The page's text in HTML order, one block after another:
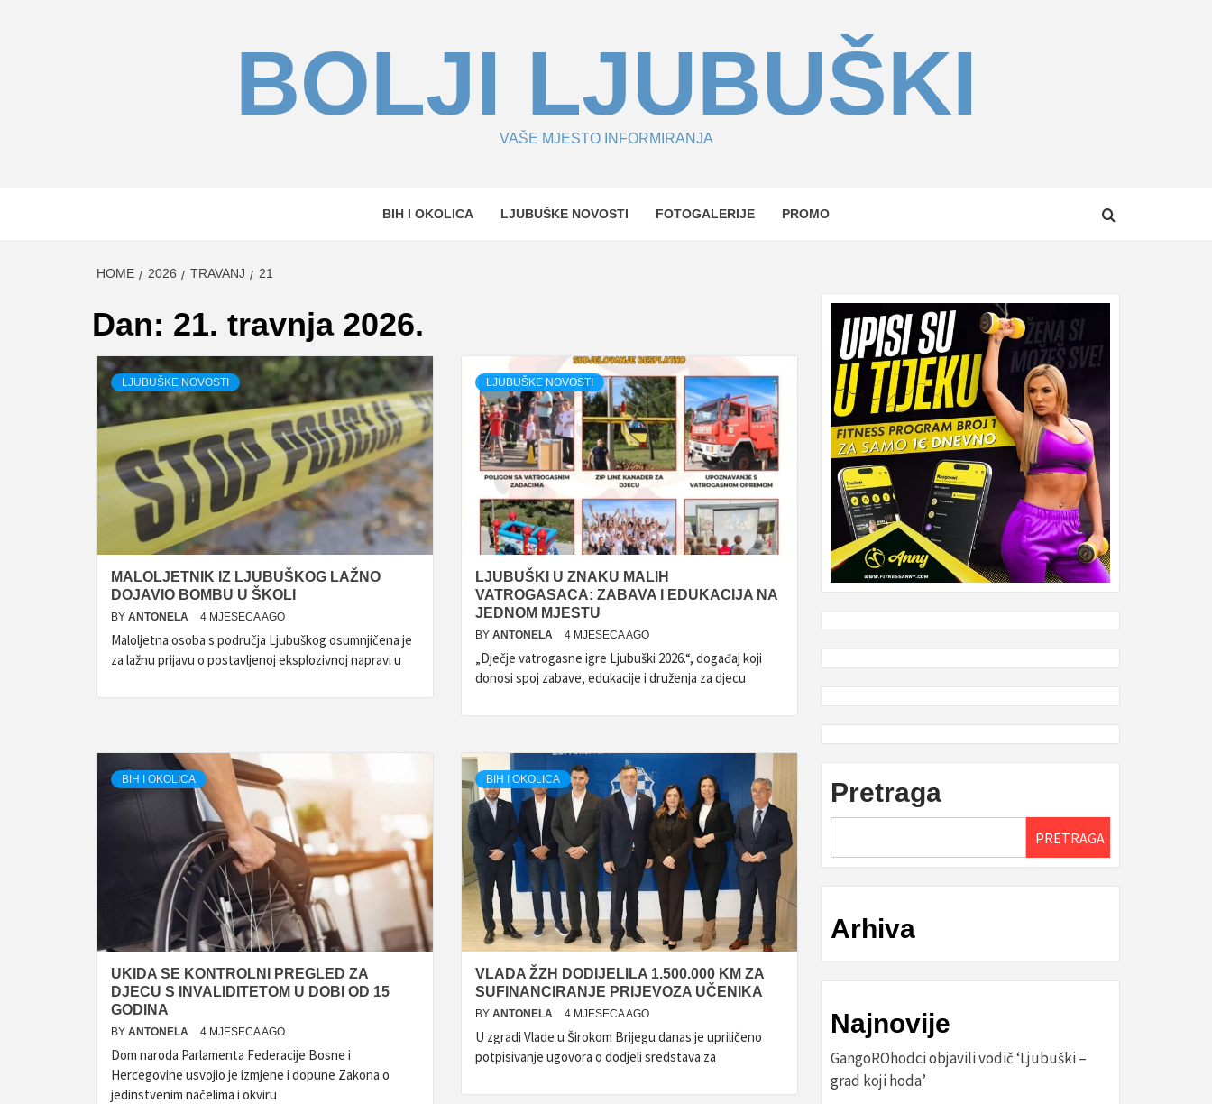
BOLJI LJUBUŠKI
VAŠE MJESTO INFORMIRANJA
BIH I OKOLICA LJUBUŠKE NOVOSTI FOTOGALERIJE PROMO
HOME 2026 TRAVANJ 21
Dan: 21. travnja 2026.
LJUBUŠKE NOVOSTI
MALOLJETNIK IZ LJUBUŠKOG LAŽNO
DOJAVIO BOMBU U ŠKOLI
BY ANTONELA 4 MJESECA AGO
Maloljetna osoba s područja Ljubuškog osumnjičena je
za lažnu prijavu o postavljenoj eksplozivnoj napravi u
LJUBUŠKE NOVOSTI
LJUBUŠKI U ZNAKU MALIH
VATROGASACA: ZABAVA I EDUKACIJA NA
JEDNOM MJESTU
BY ANTONELA 4 MJESECA AGO
„Dječje vatrogasne igre Ljubuški 2026.“, događaj koji
donosi spoj zabave, edukacije i druženja za djecu
BIH I OKOLICA
UKIDA SE KONTROLNI PREGLED ZA
DJECU S INVALIDITETOM U DOBI OD 15
GODINA
BY ANTONELA 4 MJESECA AGO
Dom naroda Parlamenta Federacije Bosne i
Hercegovine usvojio je izmjene i dopune Zakona o
jedinstvenim načelima i okviru
BIH I OKOLICA
VLADA ŽZH DODIJELILA 1.500.000 KM ZA
SUFINANCIRANJE PRIJEVOZA UČENIKA
BY ANTONELA 4 MJESECA AGO
U zgradi Vlade u Širokom Brijegu danas je upriličeno
potpisivanje ugovora o dodjeli sredstava za
Pretraga
PRETRAGA
Arhiva
Najnovije
GangoROhodci objavili vodič ‘Ljubuški –
grad koji hoda’